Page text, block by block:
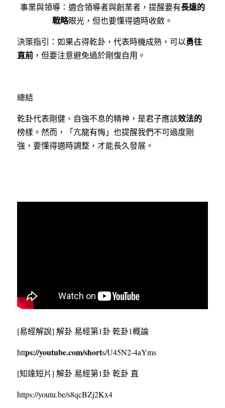
事業與領導：適合領導者與創業者，提醒要有長遠的
戰略眼光，但也要懂得適時收斂。
決策指引：如果占得乾卦，代表時機成熟，可以勇往
直前 ，但要注意避免過於剛愎自用。
總結
乾卦代表剛健、自強不息的精神，是君子應該效法的
榜樣。然而，「亢龍有悔」也提醒我們不可過度剛
強，要懂得適時調整，才能長久發展。
[易經解說] 解卦 易經第1卦 乾卦1概論
https://youtube.com/shorts/U45N2-4aYms
[知達短片] 解卦 易經第1卦 乾卦 直
https://youtu.be/s8qcBZj2Kx4